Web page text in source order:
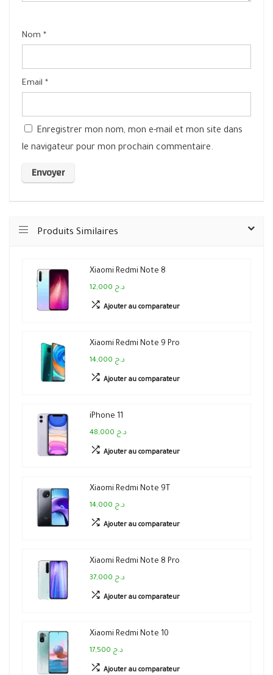
Nom *
Email *
Enregistrer mon nom, mon e-mail et mon site dans
le navigateur pour mon prochain commentaire.
Produits Similaires
Xiaomi Redmi Note 8
12,000 د.ج
Ajouter au comparateur
Xiaomi Redmi Note 9 Pro
14,000 د.ج
Ajouter au comparateur
iPhone 11
48,000 د.ج
Ajouter au comparateur
Xiaomi Redmi Note 9T
14,000 د.ج
Ajouter au comparateur
Xiaomi Redmi Note 8 Pro
37,000 د.ج
Ajouter au comparateur
Xiaomi Redmi Note 10
17,500 د.ج
Ajouter au comparateur